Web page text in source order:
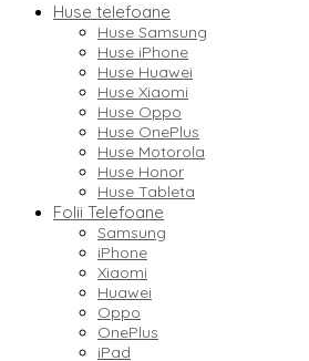
Huse telefoane
Huse Samsung
Huse iPhone
Huse Huawei
Huse Xiaomi
Huse Oppo
Huse OnePlus
Huse Motorola
Huse Honor
Huse Tableta
Folii Telefoane
Samsung
iPhone
Xiaomi
Huawei
Oppo
OnePlus
iPad